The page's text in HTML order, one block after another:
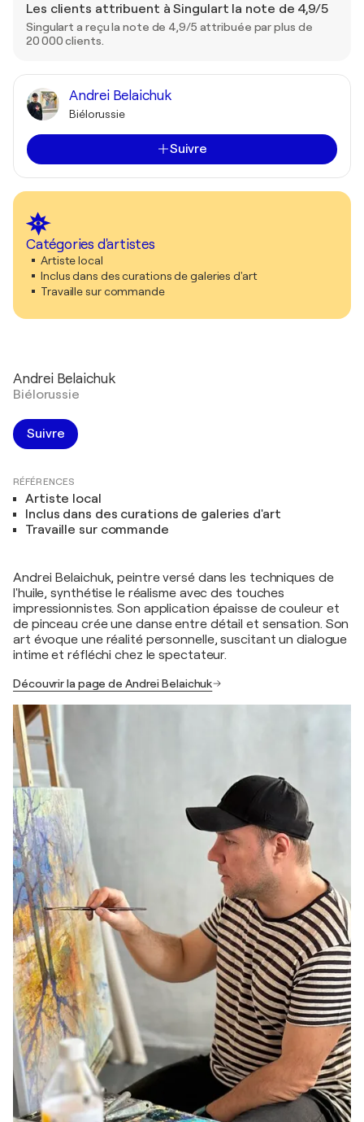
Les clients attribuent à Singulart la note de 4,9/5
Singulart a reçu la note de 4,9/5 attribuée par plus de
20 000 clients.
Andrei Belaichuk
Biélorussie
Suivre
Catégories d'artistes
Artiste local
Inclus dans des curations de galeries d'art
Travaille sur commande
Andrei Belaichuk
Biélorussie
Suivre
RÉFÉRENCES
Artiste local
Inclus dans des curations de galeries d'art
Travaille sur commande
Andrei Belaichuk, peintre versé dans les techniques de
l'huile, synthétise le réalisme avec des touches
impressionnistes. Son application épaisse de couleur et
de pinceau crée une danse entre détail et sensation. Son
art évoque une réalité personnelle, suscitant un dialogue
intime et réfléchi chez le spectateur.
Découvrir la page de Andrei Belaichuk